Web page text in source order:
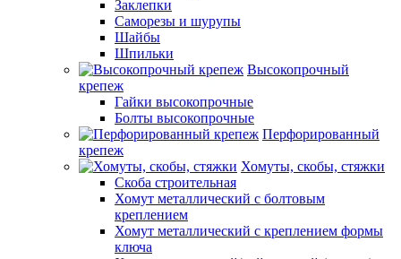
Заклепки
Саморезы и шурупы
Шайбы
Шпильки
Высокопрочный
крепеж
Гайки высокопрочные
Болты высокопрочные
Перфорированный
крепеж
Хомуты, скобы, стяжки
Скоба строительная
Хомут металлический с болтовым
креплением
Хомут металлический с креплением формы
ключа